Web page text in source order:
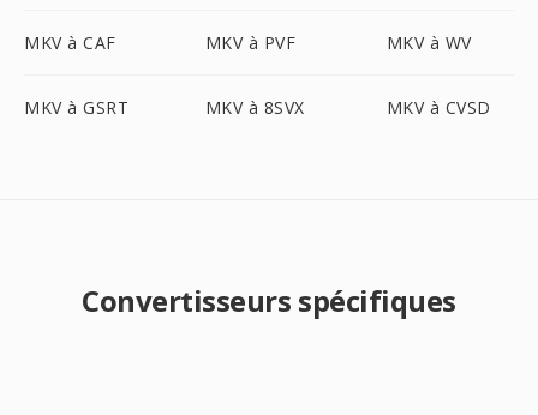
MKV à CAF MKV à PVF MKV à WV
MKV à GSRT MKV à 8SVX MKV à CVSD
Convertisseurs spécifiques